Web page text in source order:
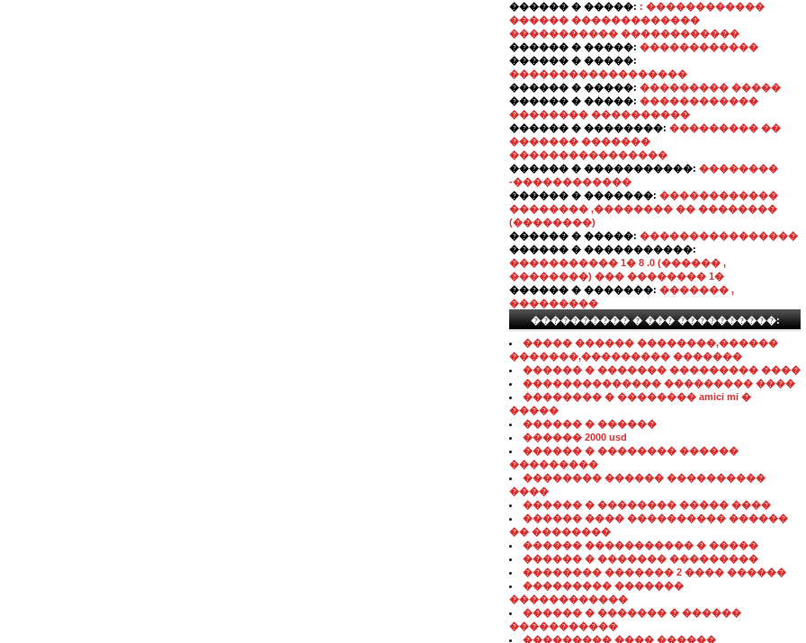
������ � �����: : ������������
������ �������������
����������� ������������
������ � �����: ������������
������ � �����:
������������������
������ � �����: ��������� �����
������ � �����: ������������
�������� ����������
������ � ��������: ��������� ��
������� �������
����������������
������ � �����������: ��������
-������������
������ � �������: ������������
�������� ,�������� �� ��������
(��������)
������ � �����: ����������������
������ � �����������:
����������� 1� 8 .0 (������ ,
��������) ��� �������� 1�
������ � �������: ������� ,
���������
���������� � ��� ����������:
����� ������ ��������,������
�������,��������� �������
������ � ������� ��������� ����
�������������� ��������� ����
�������� � �������� amici mi �
�����
������ � ������
������ 2000 usd
������ � �������� ������
���������
�������� ������ ����������
����
������ � �������� ����� ����
������ ���� ���������� ������
�� ��������
������ ����������� � �����
������ � ������� ���������
�������� ������� 2 ���� ������
��������� �������
������������
������ � ������� � ������
�����������
��������� ���� ������